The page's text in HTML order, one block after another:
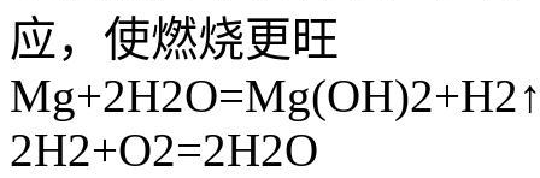
应，使燃烧更旺
2H2+O2=2H2O